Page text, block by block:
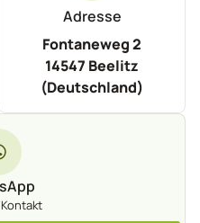
Adresse
Fontaneweg 2
14547 Beelitz
(Deutschland)